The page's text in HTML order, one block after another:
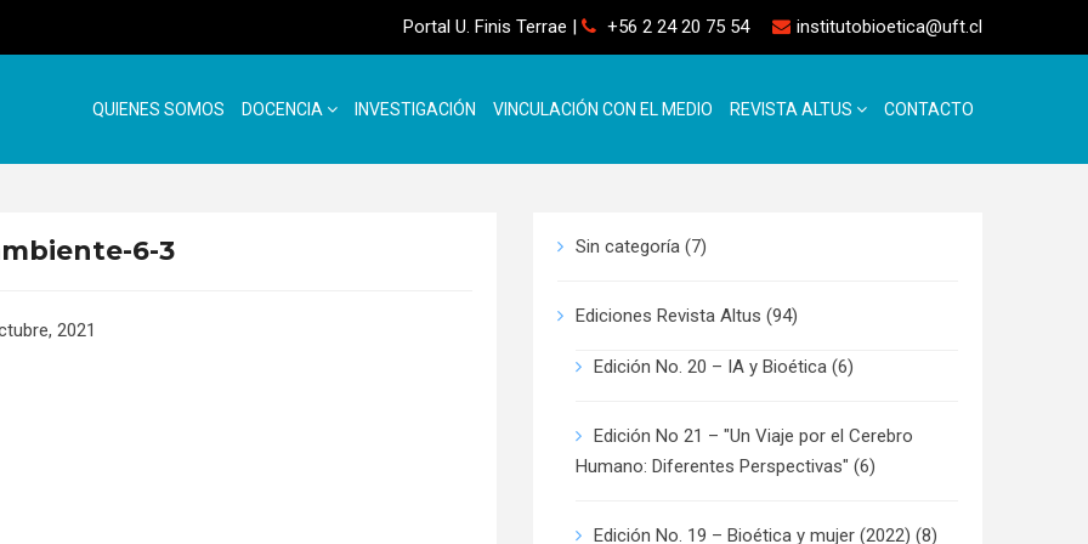
Portal U. Finis Terrae | +56 2 24 20 75 54 institutobioetica@uft.cl
QUIENES SOMOS DOCENCIA INVESTIGACIÓN VINCULACIÓN CON EL MEDIO REVISTA ALTUS CONTACTO
6-3
2021
Sin categoría (7)
Ediciones Revista Altus (94)
Edición No. 20 – IA y Bioética (6)
Edición No 21 – "Un Viaje por el Cerebro
Humano: Diferentes Perspectivas" (6)
Edición No. 19 – Bioética y mujer (2022) (8)